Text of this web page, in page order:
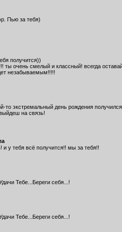
Пью за тебя)
получится))
ты очень смелый и классный! всегда
незабываемым!!!!!
то экстремальный день рождения
на связь!
и у тебя всё получится!! мы за тебя!!
Тебе...Береги себя...!
Тебе...Береги себя...!